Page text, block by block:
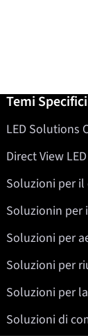
Temi Specifici
LED Solutions
Direct View LED
Soluzioni per il
Soluzionin per
Soluzioni per
Soluzioni per
Soluzioni per
Soluzioni di